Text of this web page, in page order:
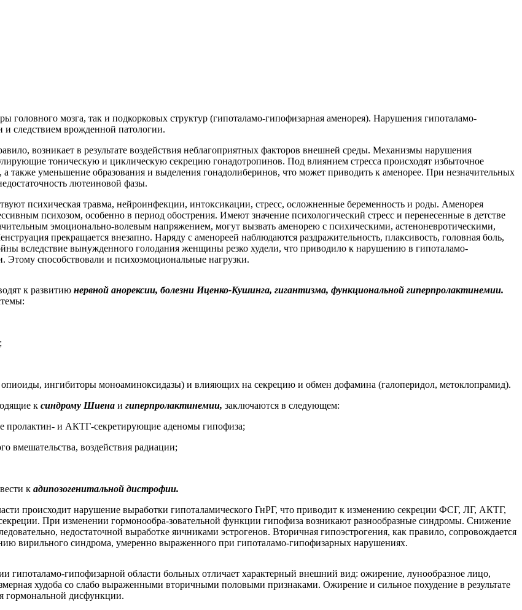
головного мозга, так и подкорковых структур (гипоталамо-гипофизарная аменорея). Нарушения гипоталамо-
следствием врожденной патологии.
возникает в результате воздействия неблагоприятных факторов внешней среды. Механизмы нарушения
тоническую и циклическую секрецию гонадотропинов. Под влиянием стресса происходят избыточное
уменьшение образования и выделения гонадолиберинов, что может приводить к аменорее. При незначительных
лютеиновой фазы.
психическая травма, нейроинфекции, интоксикации, стресс, осложненные беременность и роды. Аменорея
психозом, особенно в период обострения. Имеют значение психологический стресс и перенесенные в детстве
эмоционально-волевым напряжением, могут вызвать аменорею с психическими, астеноневротическими,
прекращается внезапно. Наряду с аменореей наблюдаются раздражительность, плаксивость, головная боль,
вследствие вынужденного голодания женщины резко худели, что приводило к нарушению в гипоталамо-
Этому способствовали и психоэмоциональные нагрузки.
к развитию нервной анорексии, болезни Иценко-Кушинга, гигантизма, функциональной гиперпролактинемии.
ингибиторы моноаминоксидазы) и влияющих на секрецию и обмен дофамина (галоперидол, метоклопрамид).
к синдрому Шиена и гиперпролактинемии, заключаются в следующем:
пролактин- и АКТГ-секретирующие аденомы гипофиза;
вмешательства, воздействия радиации;
к адипозогенитальной дистрофии.
происходит нарушение выработки гипоталамического ГнРГ, что приводит к изменению секреции ФСГ, ЛГ, АКТГ,
При изменении гормонообра-зовательной функции гипофиза возникают разнообразные синдромы. Снижение
недостаточной выработке яичниками эстрогенов. Вторичная гипоэстрогения, как правило, сопровождается
вирильного синдрома, умеренно выраженного при гипоталамо-гипофизарных нарушениях.
гипоталамо-гипофизарной области больных отличает характерный внешний вид: ожирение, лунообразное лицо,
худоба со слабо выраженными вторичными половыми признаками. Ожирение и сильное похудение в результате
гормональной дисфункции.